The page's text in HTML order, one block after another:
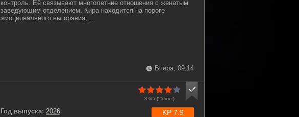
контроль. Её связывают многолетние отношения с женатым
заведующим отделением. Кира находится на пороге
эмоционального выгорания, ...
Вчера, 09:14
3.6/5 (25 гол.)
Год выпуска: 2026
KP 7.9